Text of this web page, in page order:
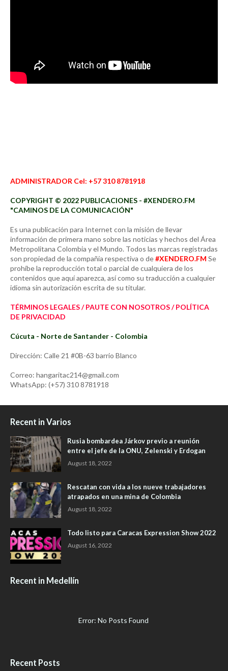
ADMINISTRADOR Cel: +57 310 8781918
COPYRIGHT © 2022 PUBLICACIONES - #XENDERO.FM
"CAMINOS DE LA COMUNICACIÓN"
Es una publicación para Internet con la misión de llevar
información de primera mano sobre las noticias y hechos del Área
Metropolitana Colombia y el Mundo. Todos las marcas registradas
son propiedad de la compañía respectiva o de#XENDERO.FM Se
prohíbe la reproducción total o parcial de cualquiera de los
contenidos que aquí aparezca, así como su traducción a cualquier
idioma sin autorización escrita de su titular.
TÉRMINOS LEGALES / PAUTE CON NOSOTROS / POLÍTICA
DE PRIVACIDAD
Cúcuta - Norte de Santander - Colombia
Dirección: Calle 21 #0B-63 barrio Blanco
Correo: hangaritac214@gmail.com
WhatsApp: (+57) 310 8781918
Recent in Varios
Rusia bombardea Járkov previo a reunión
entre el jefe de la ONU, Zelenski y Erdogan
August 18, 2022
Rescatan con vida a los nueve trabajadores
atrapados en una mina de Colombia
August 18, 2022
Todo listo para Caracas Expression Show 2022
August 16, 2022
Recent in Medellín
Error: No Posts Found
Recent Posts